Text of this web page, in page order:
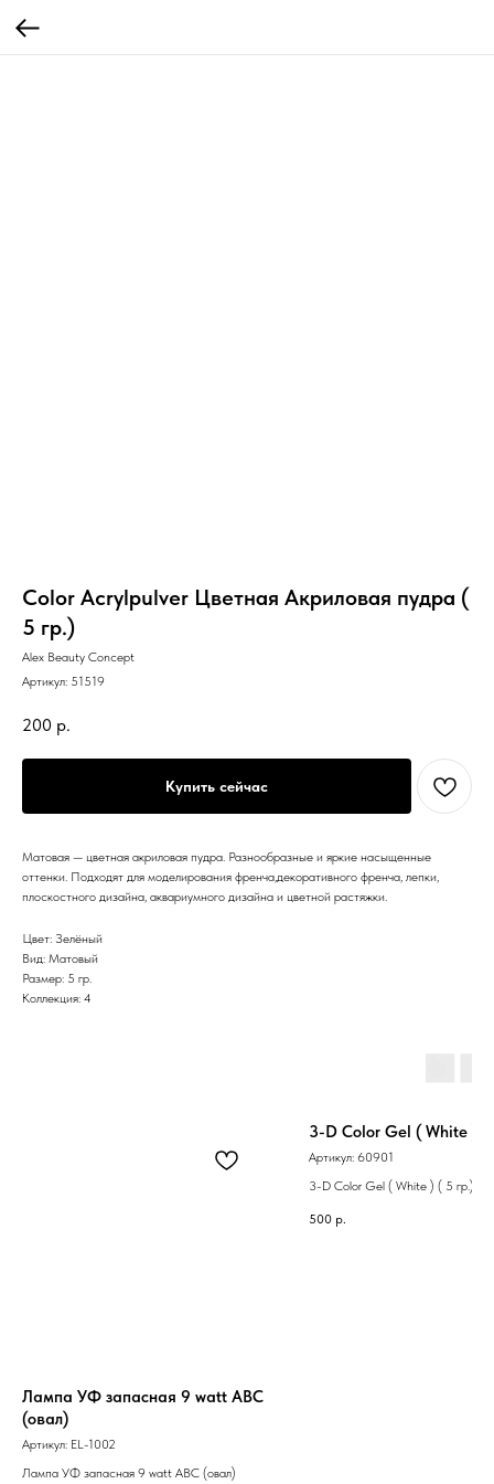
Color Acrylpulver Цветная Акриловая пудра (
5 гр.)
Alex Beauty Concept
Артикул: 51519
200 р.
Купить сейчас
Матовая — цветная акриловая пудра. Разнообразные и яркие насыщенные
оттенки. Подходят для моделирования френча,декоративного френча, лепки,
плоскостного дизайна, аквариумного дизайна и цветной растяжки.
Цвет: Зелёный
Вид: Матовый
Размер: 5 гр.
Коллекция: 4
Лампа УФ запасная 9 watt АВС
(овал)
Артикул: EL-1002
Лампа УФ запасная 9 watt АВС (овал)
3-D Color Gel ( White ) (
Артикул: 60901
3-D Color Gel ( White ) ( 5 гр.)
500 р.